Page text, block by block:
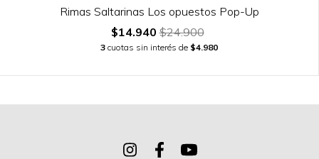
Rimas Saltarinas Los opuestos Pop-Up
$14.940$24.900
3 cuotas sin interés de $4.980